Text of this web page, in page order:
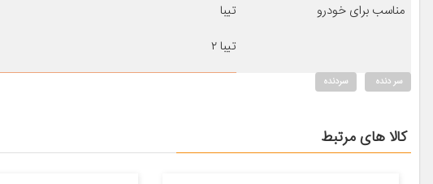
مناسب برای خودرو
تیبا
تیبا ۲
سر دنده سردنده
کالا های مرتبط